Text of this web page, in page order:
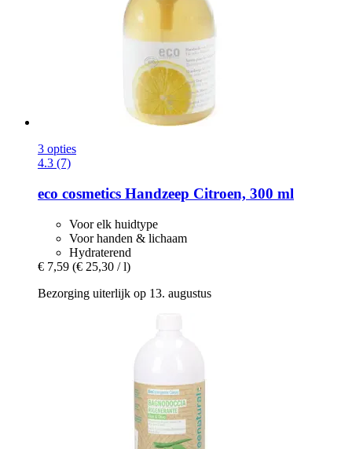
3 opties
4.3 (7)
eco cosmetics Handzeep Citroen, 300 ml
Voor elk huidtype
Voor handen & lichaam
Hydraterend
€ 7,59 (€ 25,30 / l)
Bezorging uiterlijk op 13. augustus